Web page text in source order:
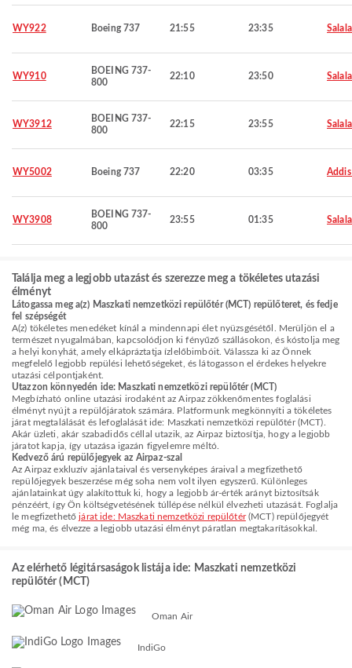
WY922 Boeing 737 21:55 23:35
WY910
BOEING 737-
800
22:10 23:50
WY3912
BOEING 737-
800
22:15 23:55
WY5002 Boeing 737 22:20 03:35
WY3908
BOEING 737-
800
23:55 01:35
Találja meg a legjobb utazást és szerezze meg a tökéletes utazási
élményt
Látogassa meg a(z) Maszkati nemzetközi repülőtér (MCT) repülőteret, és fedje
fel szépségét
A(z) tökéletes menedéket kínál a mindennapi élet nyüzsgésétől. Merüljön el a
természet nyugalmában, kapcsolódjon ki fényűző szállásokon, és kóstolja meg
a helyi konyhát, amely elkápráztatja ízlelőbimbóit. Válassza ki az Önnek
megfelelő legjobb repülési lehetőségeket, és látogasson el érdekes helyekre
utazási célpontjaként.
Utazzon könnyedén ide: Maszkati nemzetközi repülőtér (MCT)
Megbízható online utazási irodaként az Airpaz zökkenőmentes foglalási
élményt nyújt a repülőjáratok számára. Platformunk megkönnyíti a tökéletes
járat megtalálását és lefoglalását ide: Maszkati nemzetközi repülőtér (MCT).
Akár üzleti, akár szabadidős céllal utazik, az Airpaz biztosítja, hogy a legjobb
járatot kapja, így utazása igazán figyelemre méltó.
Kedvező árú repülőjegyek az Airpaz-szal
Az Airpaz exkluzív ajánlataival és versenyképes áraival a megfizethető
repülőjegyek beszerzése még soha nem volt ilyen egyszerű. Különleges
ajánlatainkat úgy alakítottuk ki, hogy a legjobb ár-érték arányt biztosítsák
pénzéért, így Ön költségvetésének túllépése nélkül élvezheti utazását. Foglalja
le megfizethetőjárat ide: Maszkati nemzetközi repülőtér(MCT) repülőjegyét
még ma, és élvezze a legjobb utazási élményt páratlan megtakarításokkal.
Az elérhető légitársaságok listája ide: Maszkati nemzetközi
repülőtér (MCT)
Oman Air
IndiGo